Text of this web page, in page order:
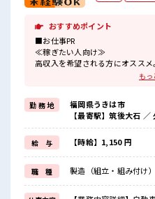
おすすめポイント
■お仕事PR
≪稼ぎたい人向け≫
高収入を希望される方にオススメ。
残業は月20時間以上あります♪
明るすぎたり奇抜でなければ基本
(規定有)≪ラクラク制服アリ≫
制服があるので、
毎日の服装の悩み解消♪
≪未経験の方も大カンゲイ≫
新しいことにチャレンジするのは
しっかり働く環境が整っています！
イチからスキルUP・ステップUP
≪自分に合った期間で働ける≫
もっ
勤 務 地
福岡県うきは市
【最寄駅】筑後大石 ／
給 与 【時給】1,150 円
職 種 製造（組立・組み付け）